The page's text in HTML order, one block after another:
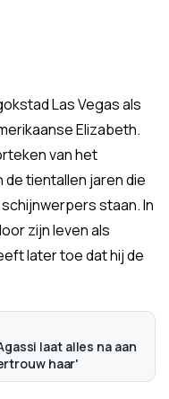
Las Vegas als
Elizabeth.
van het
de tientallen jaren die
staan. In
zijn leven als
later toe dat hij de
laat alles na aan
haar'